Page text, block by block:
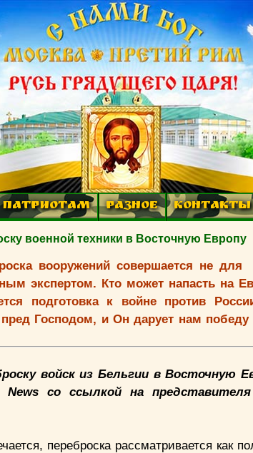
ПАТРИОТАМ РАЗНОЕ КОНТАКТЫ
военной техники в Восточную Европу
вооружений совершается не
экспертом. Кто может напасть на
подготовка к войне против
Господом, и Он дарует нам победу
войск из Бельгии в Восточную
со ссылкой на представителя
переброска рассматривается как